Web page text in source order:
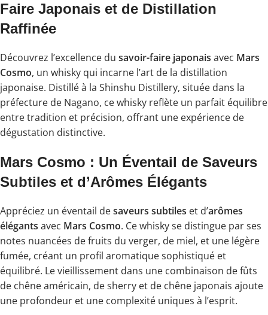
Faire Japonais et de Distillation
Raffinée
Découvrez l’excellence du savoir-faire japonais avec Mars
Cosmo, un whisky qui incarne l’art de la distillation
japonaise. Distillé à la Shinshu Distillery, située dans la
préfecture de Nagano, ce whisky reflète un parfait équilibre
entre tradition et précision, offrant une expérience de
dégustation distinctive.
Mars Cosmo : Un Éventail de Saveurs
Subtiles et d’Arômes Élégants
Appréciez un éventail desaveurs subtiles et d’arômes
élégants avec Mars Cosmo. Ce whisky se distingue par ses
notes nuancées de fruits du verger, de miel, et une légère
fumée, créant un profil aromatique sophistiqué et
équilibré. Le vieillissement dans une combinaison de fûts
de chêne américain, de sherry et de chêne japonais ajoute
une profondeur et une complexité uniques à l’esprit.